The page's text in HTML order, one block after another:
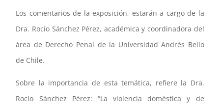
Los comentarios de la exposición, estarán a cargo de la
Dra. Rocío Sánchez Pérez, académica y coordinadora del
área de Derecho Penal de la Universidad Andrés Bello
de Chile.
Sobre la importancia de esta temática, refiere la Dra.
Rocío Sánchez Pérez: “La violencia doméstica y de